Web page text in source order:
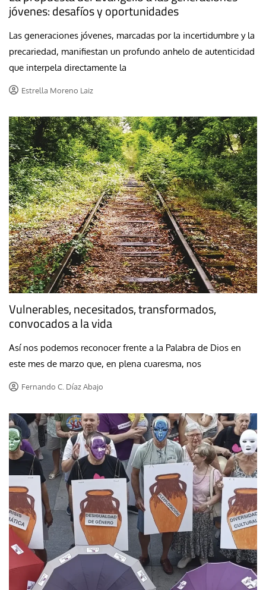
jóvenes: desafíos y oportunidades
Las generaciones jóvenes, marcadas por la incertidumbre y la
precariedad, manifiestan un profundo anhelo de autenticidad
que interpela directamente la
Estrella Moreno Laiz
Vulnerables, necesitados, transformados,
convocados a la vida
Así nos podemos reconocer frente a la Palabra de Dios en
este mes de marzo que, en plena cuaresma, nos
Fernando C. Díaz Abajo